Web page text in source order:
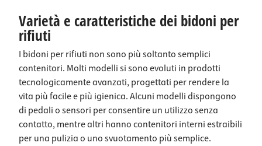
Varietà e caratteristiche dei bidoni per
rifiuti
I bidoni per rifiuti non sono più soltanto semplici
contenitori. Molti modelli si sono evoluti in prodotti
tecnologicamente avanzati, progettati per rendere la
vita più facile e più igienica. Alcuni modelli dispongono
di pedali o sensori per consentire un utilizzo senza
contatto, mentre altri hanno contenitori interni estraibili
per una pulizia o uno svuotamento più semplice.